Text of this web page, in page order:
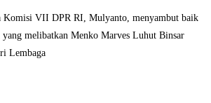
Komisi VII DPR RI, Mulyanto, menyambut baik
yang melibatkan Menko Marves Luhut Binsar
Lembaga